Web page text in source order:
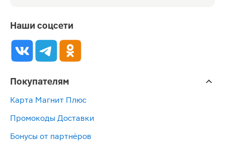
Наши соцсети
Покупателям
Карта Магнит Плюс
Промокоды Доставки
Бонусы от партнёров